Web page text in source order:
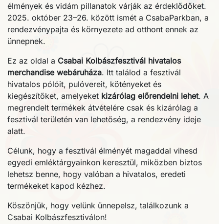
élmények és vidám pillanatok várják az érdeklődőket.
2025. október 23–26. között ismét a CsabaParkban, a
rendezvénypajta és környezete ad otthont ennek az
ünnepnek.
Ez az oldal a Csabai Kolbászfesztivál hivatalos
merchandise webáruháza. Itt találod a fesztivál
hivatalos pólóit, pulóvereit, kötényeket és
kiegészítőket, amelyeket kizárólag előrendelni lehet. A
megrendelt termékek átvételére csak és kizárólag a
fesztivál területén van lehetőség, a rendezvény ideje
alatt.
Célunk, hogy a fesztivál élményét magaddal vihesd
egyedi emléktárgyainkon keresztül, miközben biztos
lehetsz benne, hogy valóban a hivatalos, eredeti
termékeket kapod kézhez.
Köszönjük, hogy velünk ünnepelsz, találkozunk a
Csabai Kolbászfesztiválon!